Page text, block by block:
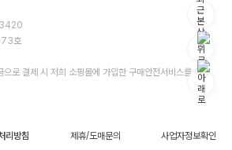
호
로 결제 시 저희 소핑몰에 가입한 구매안전서비스를 이용
리방침 제휴/도매문의 사업자정보확인